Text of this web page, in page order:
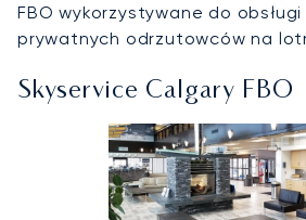
FBO wykorzystywane do
prywatnych odrzutowców na
Skyservice Calgary FBO